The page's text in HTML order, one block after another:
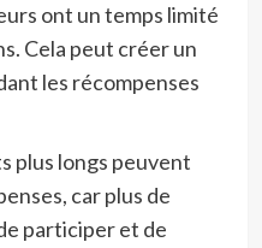
ont un temps limité
Cela peut créer un
les récompenses
plus longs peuvent
car plus de
participer et de